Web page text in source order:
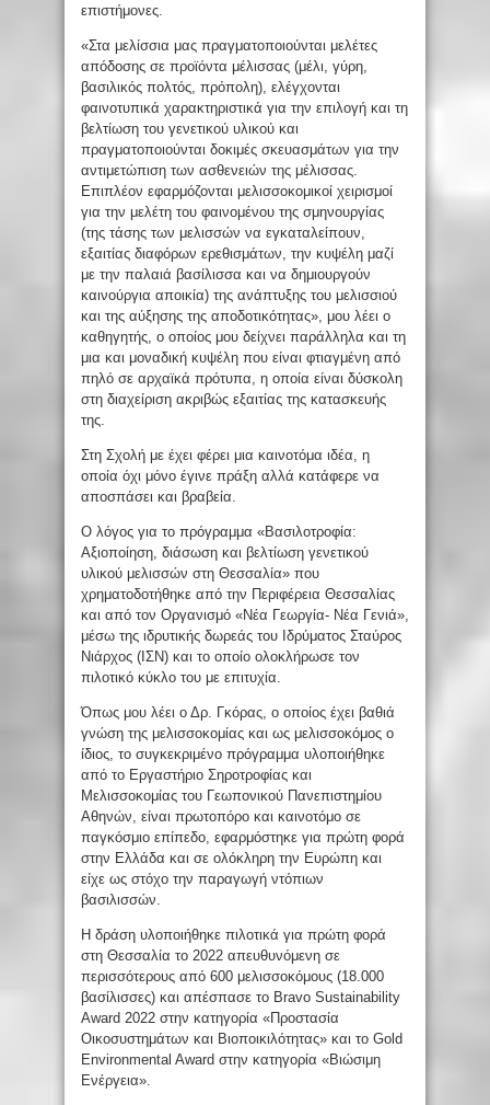
επιστήμονες.
«Στα μελίσσια μας πραγματοποιούνται μελέτες
απόδοσης σε προϊόντα μέλισσας (μέλι, γύρη,
βασιλικός πολτός, πρόπολη), ελέγχονται
φαινοτυπικά χαρακτηριστικά για την επιλογή και τη
βελτίωση του γενετικού υλικού και
πραγματοποιούνται δοκιμές σκευασμάτων για την
αντιμετώπιση των ασθενειών της μέλισσας.
Επιπλέον εφαρμόζονται μελισσοκομικοί χειρισμοί
για την μελέτη του φαινομένου της σμηνουργίας
(της τάσης των μελισσών να εγκαταλείπουν,
εξαιτίας διαφόρων ερεθισμάτων, την κυψέλη μαζί
με την παλαιά βασίλισσα και να δημιουργούν
καινούργια αποικία) της ανάπτυξης του μελισσιού
και της αύξησης της αποδοτικότητας», μου λέει ο
καθηγητής, ο οποίος μου δείχνει παράλληλα και τη
μια και μοναδική κυψέλη που είναι φτιαγμένη από
πηλό σε αρχαϊκά πρότυπα, η οποία είναι δύσκολη
στη διαχείριση ακριβώς εξαιτίας της κατασκευής
της.
Στη Σχολή με έχει φέρει μια καινοτόμα ιδέα, η
οποία όχι μόνο έγινε πράξη αλλά κατάφερε να
αποσπάσει και βραβεία.
Ο λόγος για το πρόγραμμα «Βασιλοτροφία:
Αξιοποίηση, διάσωση και βελτίωση γενετικού
υλικού μελισσών στη Θεσσαλία» που
χρηματοδοτήθηκε από την Περιφέρεια Θεσσαλίας
και από τον Οργανισμό «Νέα Γεωργία- Νέα Γενιά»,
μέσω της ιδρυτικής δωρεάς του Ιδρύματος Σταύρος
Νιάρχος (ΙΣΝ) και το οποίο ολοκλήρωσε τον
πιλοτικό κύκλο του με επιτυχία.
Όπως μου λέει ο Δρ. Γκόρας, ο οποίος έχει βαθιά
γνώση της μελισσοκομίας και ως μελισσοκόμος ο
ίδιος, το συγκεκριμένο πρόγραμμα υλοποιήθηκε
από το Εργαστήριο Σηροτροφίας και
Μελισσοκομίας του Γεωπονικού Πανεπιστημίου
Αθηνών, είναι πρωτοπόρο και καινοτόμο σε
παγκόσμιο επίπεδο, εφαρμόστηκε για πρώτη φορά
στην Ελλάδα και σε ολόκληρη την Ευρώπη και
είχε ως στόχο την παραγωγή ντόπιων
βασιλισσών.
Η δράση υλοποιήθηκε πιλοτικά για πρώτη φορά
στη Θεσσαλία το 2022 απευθυνόμενη σε
περισσότερους από 600 μελισσοκόμους (18.000
βασίλισσες) και απέσπασε το Bravo Sustainability
Award 2022 στην κατηγορία «Προστασία
Οικοσυστημάτων και Βιοποικιλότητας» και το Gold
Environmental Award στην κατηγορία «Βιώσιμη
Ενέργεια».